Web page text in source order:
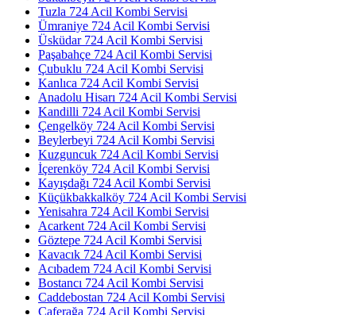
Tuzla 724 Acil Kombi Servisi
Ümraniye 724 Acil Kombi Servisi
Üsküdar 724 Acil Kombi Servisi
Paşabahçe 724 Acil Kombi Servisi
Çubuklu 724 Acil Kombi Servisi
Kanlıca 724 Acil Kombi Servisi
Anadolu Hisarı 724 Acil Kombi Servisi
Kandilli 724 Acil Kombi Servisi
Çengelköy 724 Acil Kombi Servisi
Beylerbeyi 724 Acil Kombi Servisi
Kuzguncuk 724 Acil Kombi Servisi
İçerenköy 724 Acil Kombi Servisi
Kayışdağı 724 Acil Kombi Servisi
Küçükbakkalköy 724 Acil Kombi Servisi
Yenisahra 724 Acil Kombi Servisi
Acarkent 724 Acil Kombi Servisi
Göztepe 724 Acil Kombi Servisi
Kavacık 724 Acil Kombi Servisi
Acıbadem 724 Acil Kombi Servisi
Bostancı 724 Acil Kombi Servisi
Caddebostan 724 Acil Kombi Servisi
Caferağa 724 Acil Kombi Servisi